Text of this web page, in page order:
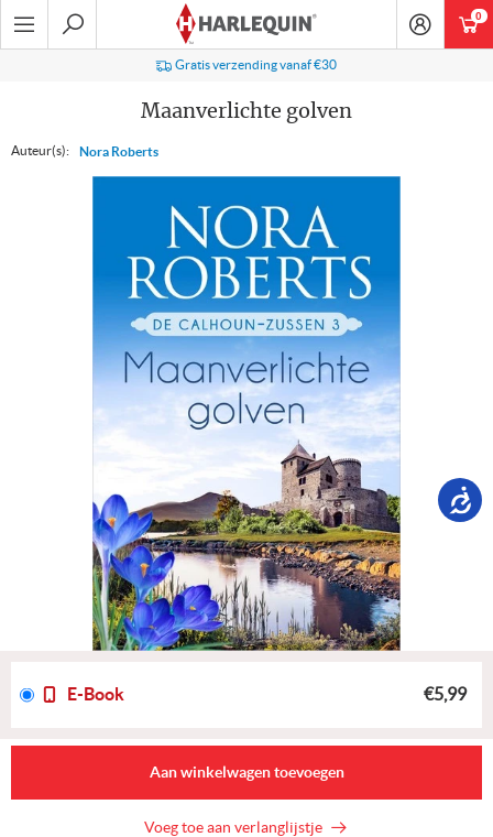
Ga
naar
Gratis verzending vanaf €30
Maanverlichte golven
Auteur(s): Nora Roberts
E-Book €5,99
Aan winkelwagen toevoegen
Voeg toe aan verlanglijstje
0